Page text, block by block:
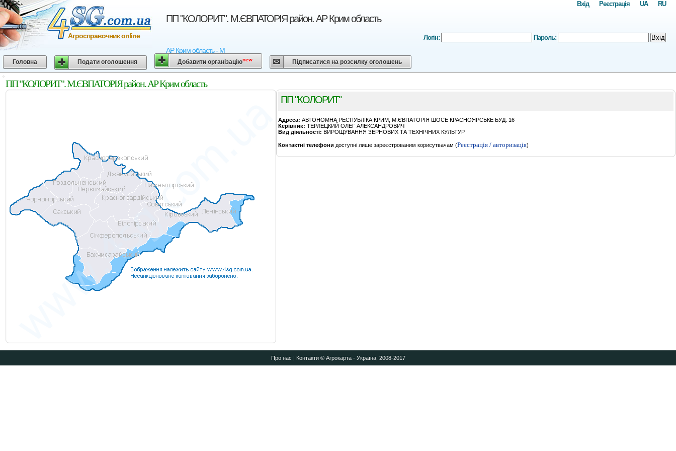
ПП "КОЛОРИТ". М.ЄВПАТОРІЯ район. АР Крим область
АР Крим область - М
Агросправочник online
RU
UA
Реєстрація
Вхід
Логін: Пароль: Вхід
Головна Подати оголошення Добавити організаціюnew Підписатися на розсилку оголошень
ПП "КОЛОРИТ". М.ЄВПАТОРІЯ район. АР Крим область
ПП "КОЛОРИТ"
Адреса: АВТОНОМНА РЕСПУБЛІКА КРИМ, М.ЄВПАТОРІЯ ШОСЕ КРАСНОЯРСЬКЕ БУД. 16
Керівник: ТЕРЛЕЦКИЙ ОЛЕГ АЛЕКСАНДРОВИЧ
Вид діяльності: ВИРОЩУВАННЯ ЗЕРНОВИХ ТА ТЕХНІЧНИХ КУЛЬТУР
Контактні телефони доступні лише зареєстрованим корисутвачам (Реєстрація / авторизація)
Про нас | Контакти© Агрокарта - Україна, 2008-2017